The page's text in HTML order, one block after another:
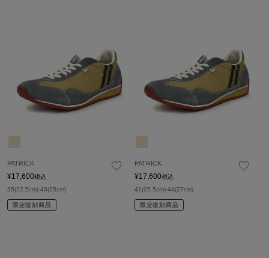
PATRICK
¥17,600税込
35(22.5cm)-40(25cm)
限定復刻商品
PATRICK
¥17,600税込
41(25.5cm)-44(27cm)
限定復刻商品